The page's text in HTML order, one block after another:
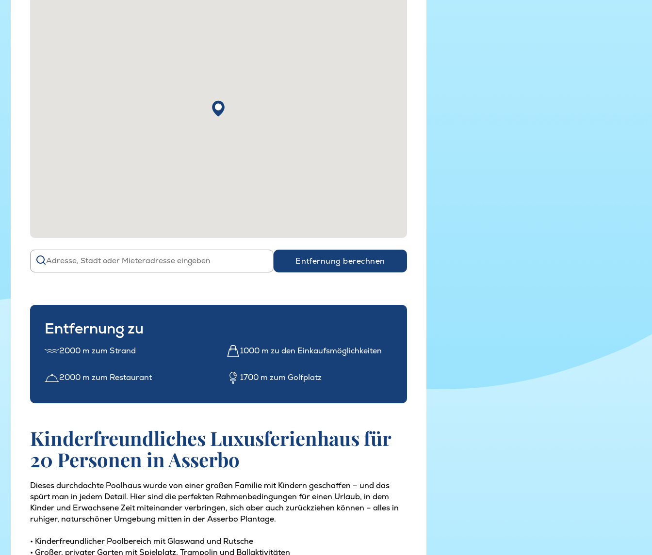
Entfernung berechnen
Entfernung zu
2000 m zum Strand 1000 m zu den Einkaufsmöglichkeiten
2000 m zum Restaurant 1700 m zum Golfplatz
Kinderfreundliches Luxusferienhaus für
20 Personen in Asserbo
Dieses durchdachte Poolhaus wurde von einer großen Familie mit Kindern geschaffen – und das
spürt man in jedem Detail. Hier sind die perfekten Rahmenbedingungen für einen Urlaub, in dem
Kinder und Erwachsene Zeit miteinander verbringen, sich aber auch zurückziehen können – alles in
ruhiger, naturschöner Umgebung mitten in der Asserbo Plantage.
• Kinderfreundlicher Poolbereich mit Glaswand und Rutsche
• Großer, privater Garten mit Spielplatz, Trampolin und Ballaktivitäten